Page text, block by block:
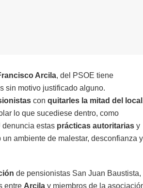
Arcila, del PSOE tiene
sin motivo justificado alguno.
con quitarles la mitad del local
lo que sucediese dentro, como
denuncia estas prácticas autoritarias y
ambiente de malestar, desconfianza y
de pensionistas San Juan Baustista,
entre Arcila y miembros de la